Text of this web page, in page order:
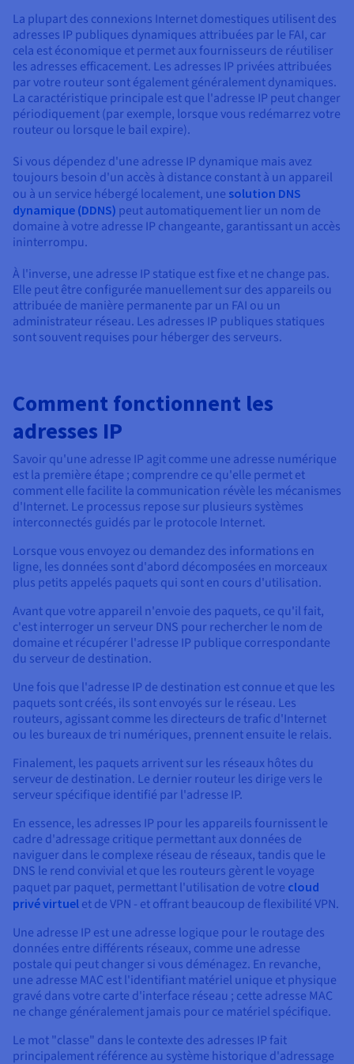
La plupart des connexions Internet domestiques utilisent des
adresses IP publiques dynamiques attribuées par le FAI, car
cela est économique et permet aux fournisseurs de réutiliser
les adresses efficacement. Les adresses IP privées attribuées
par votre routeur sont également généralement dynamiques.
La caractéristique principale est que l'adresse IP peut changer
périodiquement (par exemple, lorsque vous redémarrez votre
routeur ou lorsque le bail expire).
Si vous dépendez d'une adresse IP dynamique mais avez
toujours besoin d'un accès à distance constant à un appareil
ou à un service hébergé localement, une solution DNS
dynamique (DDNS) peut automatiquement lier un nom de
domaine à votre adresse IP changeante, garantissant un accès
ininterrompu.
À l'inverse, une adresse IP statique est fixe et ne change pas.
Elle peut être configurée manuellement sur des appareils ou
attribuée de manière permanente par un FAI ou un
administrateur réseau. Les adresses IP publiques statiques
sont souvent requises pour héberger des serveurs.
Comment fonctionnent les
adresses IP
Savoir qu'une adresse IP agit comme une adresse numérique
est la première étape ; comprendre ce qu'elle permet et
comment elle facilite la communication révèle les mécanismes
d'Internet. Le processus repose sur plusieurs systèmes
interconnectés guidés par le protocole Internet.
Lorsque vous envoyez ou demandez des informations en
ligne, les données sont d'abord décomposées en morceaux
plus petits appelés paquets qui sont en cours d'utilisation.
Avant que votre appareil n'envoie des paquets, ce qu'il fait,
c'est interroger un serveur DNS pour rechercher le nom de
domaine et récupérer l'adresse IP publique correspondante
du serveur de destination.
Une fois que l'adresse IP de destination est connue et que les
paquets sont créés, ils sont envoyés sur le réseau. Les
routeurs, agissant comme les directeurs de trafic d'Internet
ou les bureaux de tri numériques, prennent ensuite le relais.
Finalement, les paquets arrivent sur les réseaux hôtes du
serveur de destination. Le dernier routeur les dirige vers le
serveur spécifique identifié par l'adresse IP.
En essence, les adresses IP pour les appareils fournissent le
cadre d'adressage critique permettant aux données de
naviguer dans le complexe réseau de réseaux, tandis que le
DNS le rend convivial et que les routeurs gèrent le voyage
paquet par paquet, permettant l'utilisation de votre cloud
privé virtuel et de VPN - et offrant beaucoup de flexibilité VPN.
Une adresse IP est une adresse logique pour le routage des
données entre différents réseaux, comme une adresse
postale qui peut changer si vous déménagez. En revanche,
une adresse MAC est l'identifiant matériel unique et physique
gravé dans votre carte d'interface réseau ; cette adresse MAC
ne change généralement jamais pour ce matériel spécifique.
Le mot "classe" dans le contexte des adresses IP fait
principalement référence au système historique d'adressage